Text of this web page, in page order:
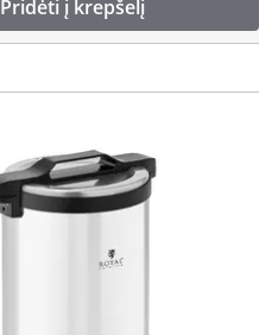
Pridėti į krepšelį